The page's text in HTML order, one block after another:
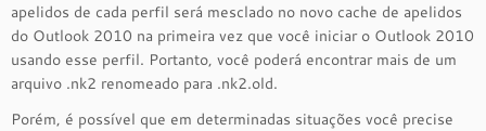
apelidos de cada perfil será mesclado no novo cache de apelidos
do Outlook 2010 na primeira vez que você iniciar o Outlook 2010
usando esse perfil. Portanto, você poderá encontrar mais de um
arquivo .nk2 renomeado para .nk2.old.
Porém, é possível que em determinadas situações você precise